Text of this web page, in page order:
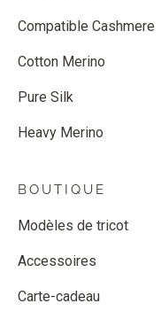
Compatible Cashmere
Cotton Merino
Pure Silk
Heavy Merino
BOUTIQUE
Modèles de tricot
Accessoires
Carte-cadeau